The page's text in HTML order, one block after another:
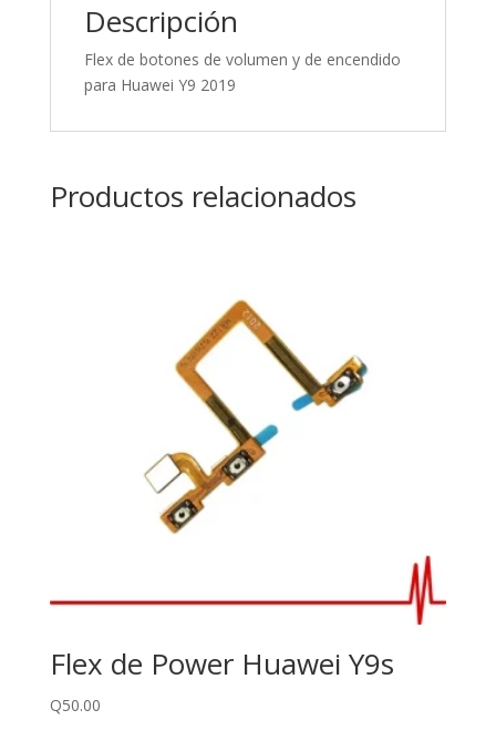
Descripción
Flex de botones de volumen y de encendido
para Huawei Y9 2019
Productos relacionados
Flex de Power Huawei Y9s
Q50.00